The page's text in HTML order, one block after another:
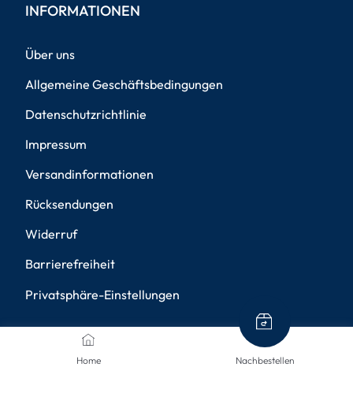
Home Nachbestellen
INFORMATIONEN
Über uns
Allgemeine Geschäftsbedingungen
Datenschutzrichtlinie
Impressum
Versandinformationen
Rücksendungen
Widerruf
Barrierefreiheit
Privatsphäre-Einstellungen
ZAHLUNGSMETHODEN